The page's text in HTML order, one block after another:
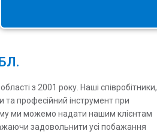
з 2001 року. Наші співробітники,
та професійний інструмент при
ми можемо надати нашим клієнтам
задовольнити усі побажання